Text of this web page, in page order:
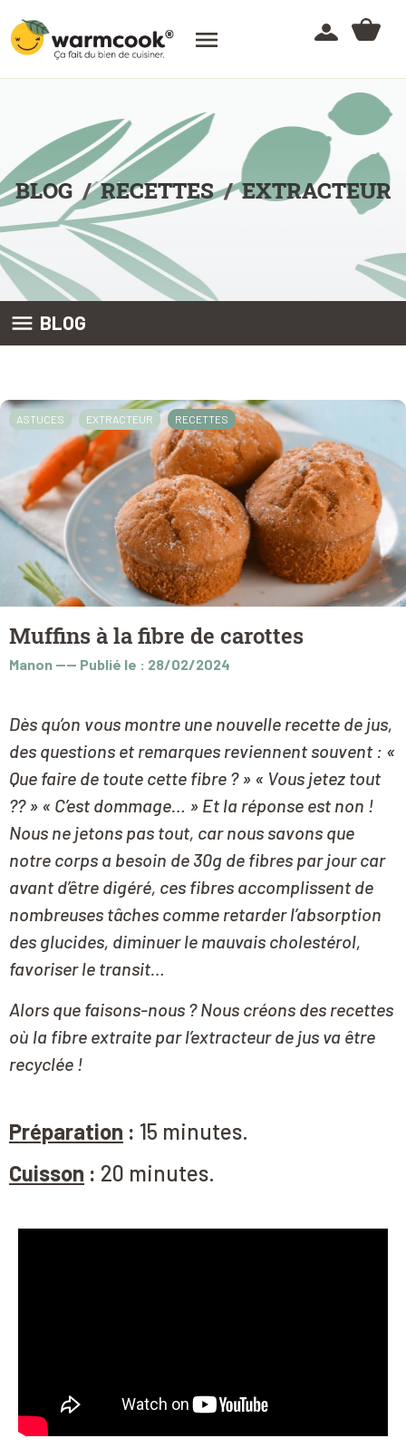

BLOG RECETTES EXTRACTEUR
 BLOG
ASTUCES EXTRACTEUR RECETTES
Muffins à la fibre de carottes
Manon ---- Publié le : 28/02/2024
Dès qu’on vous montre une nouvelle recette de jus,
des questions et remarques reviennent souvent : «
Que faire de toute cette fibre ? » « Vous jetez tout
?? » « C’est dommage… » Et la réponse est non !
Nous ne jetons pas tout, car nous savons que
notre corps a besoin de 30g de fibres par jour car
avant d’être digéré, ces fibres accomplissent de
nombreuses tâches comme retarder l’absorption
des glucides, diminuer le mauvais cholestérol,
favoriser le transit…
Alors que faisons-nous ? Nous créons des recettes
où la fibre extraite par l’extracteur de jus va être
recyclée !
Préparation : 15 minutes.
Cuisson : 20 minutes.